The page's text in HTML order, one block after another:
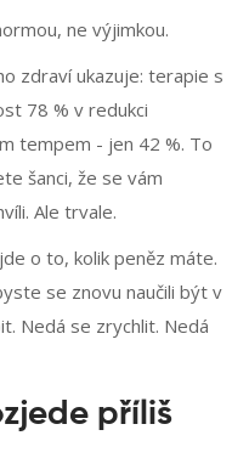
ne výjimkou.
zdraví ukazuje: terapie s
78 % v redukci
tempem - jen 42 %. To
šanci, že se vám
Ale trvale.
o to, kolik peněz máte.
se znovu naučili být v
Nedá se zrychlit. Nedá
příliš